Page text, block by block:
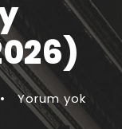
• Yorum yok